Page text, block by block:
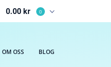
0.00 kr 0
OM OSS BLOG